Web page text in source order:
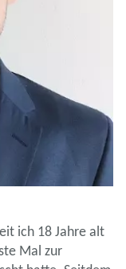
ich 18 Jahre alt
Mal zur